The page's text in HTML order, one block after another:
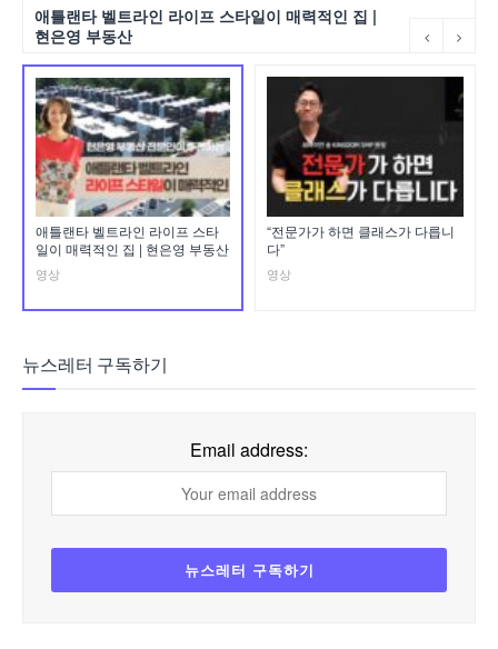
애틀랜타 벨트라인 라이프 스타일이 매력적인 집 |
현은영 부동산
애틀랜타 벨트라인 라이프 스타
일이 매력적인 집 | 현은영 부동산
영상
“전문가가 하면 클래스가 다릅니
다”
영상
뉴스레터 구독하기
Email address: